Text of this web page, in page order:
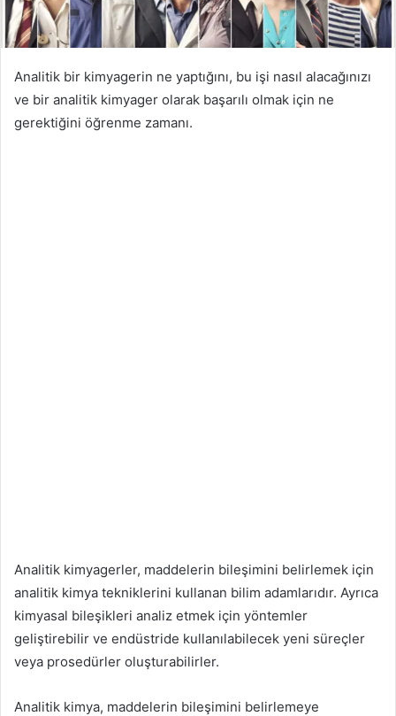
Analitik bir kimyagerin ne yaptığını, bu işi nasıl alacağınızı
ve bir analitik kimyager olarak başarılı olmak için ne
gerektiğini öğrenme zamanı.
Analitik kimyagerler, maddelerin bileşimini belirlemek için
analitik kimya tekniklerini kullanan bilim adamlarıdır. Ayrıca
kimyasal bileşikleri analiz etmek için yöntemler
geliştirebilir ve endüstride kullanılabilecek yeni süreçler
veya prosedürler oluşturabilirler.
Analitik kimya, maddelerin bileşimini belirlemeye